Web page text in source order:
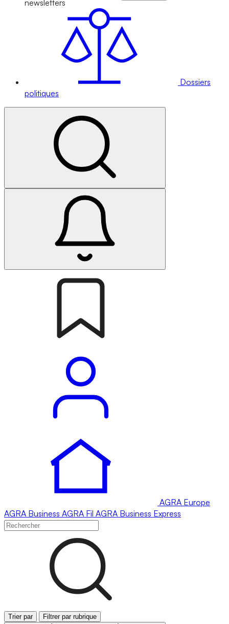
newsletters
Dossiers
politiques
AGRA Europe
AGRA Business AGRA Fil AGRA Business Express
Trier par Filtrer par rubrique